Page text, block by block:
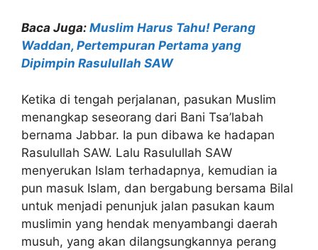
Baca Juga: Muslim Harus Tahu! Perang
Waddan, Pertempuran Pertama yang
Dipimpin Rasulullah SAW
Ketika di tengah perjalanan, pasukan Muslim
menangkap seseorang dari Bani Tsa’labah
bernama Jabbar. Ia pun dibawa ke hadapan
Rasulullah SAW. Lalu Rasulullah SAW
menyerukan Islam terhadapnya, kemudian ia
pun masuk Islam, dan bergabung bersama Bilal
untuk menjadi penunjuk jalan pasukan kaum
muslimin yang hendak menyambangi daerah
musuh, yang akan dilangsungkannya perang